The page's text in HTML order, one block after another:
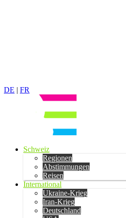
DE | FR
Schweiz
Regionen
Abstimmungen
Reisen
International
Ukraine-Krieg
Iran-Krieg
Deutschland